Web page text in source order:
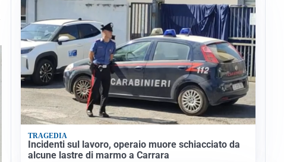
TRAGEDIA
Incidenti sul lavoro, operaio muore schiacciato da
alcune lastre di marmo a Carrara